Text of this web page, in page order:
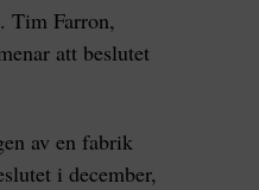
Tim Farron,
att beslutet
av en fabrik
i december,